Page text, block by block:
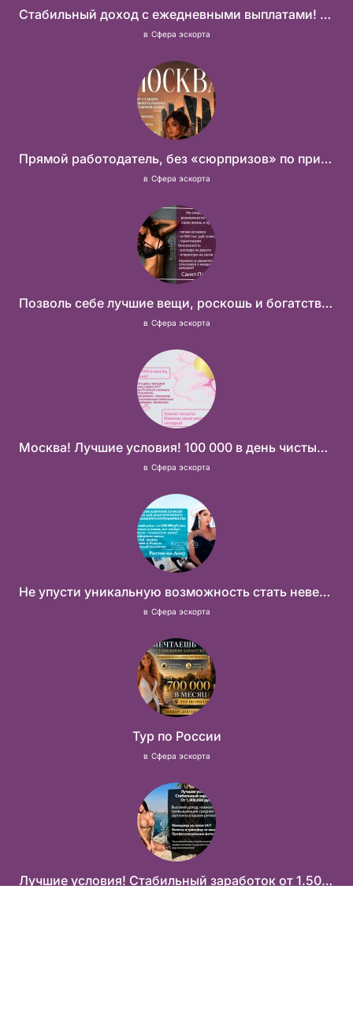
Стабильный доход с ежедневными выплатами! Без посредников
в Сфера эскорта
Прямой работодатель, без «сюрпризов» по приезду
в Сфера эскорта
Позволь себе лучшие вещи, роскошь и богатство. Наши условия тебе понравятся! Действительно отличные условия и поддержка!
в Сфера эскорта
Москва! Лучшие условия! 100 000 в день чистыми!
в Сфера эскорта
Не упусти уникальную возможность стать невероятно успешной и независимой!
в Сфера эскорта
Тур по России
в Сфера эскорта
Лучшие условия! Стабильный заработок от 1.500.000₽